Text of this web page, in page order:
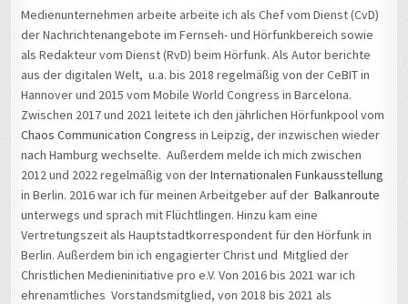
Medienunternehmen arbeite arbeite ich als Chef vom Dienst (CvD)
der Nachrichtenangebote im Fernseh- und Hörfunkbereich sowie
als Redakteur vom Dienst (RvD) beim Hörfunk. Als Autor berichte
aus der digitalen Welt, u.a. bis 2018 regelmäßig von der CeBIT in
Hannover und 2015 vom Mobile World Congress in Barcelona.
Zwischen 2017 und 2021 leitete ich den jährlichen Hörfunkpool vom
Chaos Communication Congress in Leipzig, der inzwischen wieder
nach Hamburg wechselte. Außerdem melde ich mich zwischen
2012 und 2022 regelmäßig von derInternationalen Funkausstellung
in Berlin. 2016 war ich für meinen Arbeitgeber auf derBalkanroute
unterwegs und sprach mit Flüchtlingen. Hinzu kam eine
Vertretungszeit als Hauptstadtkorrespondent für den Hörfunk in
Berlin. Außerdem bin ich engagierter Christ und Mitglied der
Christlichen Medieninitiative pro e.V. Von 2016 bis 2021 war ich
ehrenamtliches Vorstandsmitglied, von 2018 bis 2021 als